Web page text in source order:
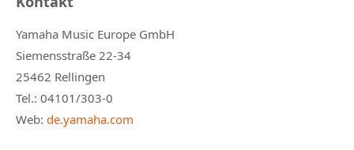
Yamaha Music Europe GmbH
Siemensstraße 22-34
25462 Rellingen
Tel.: 04101/303-0
Web: de.yamaha.com